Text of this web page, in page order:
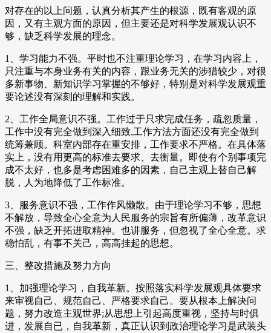
对存在的以上问题，认真分析其产生的根源，既有客观的原
因，又有主观方面的原因，但主要还是对科学发展观认识不
够，缺乏科学发展的理念。
1、学习能力不强。平时也不注重理论学习，在学习内容上，
只注重与本身业务有关的内容，跟业务无关的涉猎较少，对很
多新事物、新知识学习掌握的不够好，特别是对科学发展观重
要论述没有深刻的理解和实践。
2、工作全局意识不强。工作过于只求完成任务，疏忽质量，
工作中没有完全做到深入细致,工作方法方面还没有完全做到
统筹兼顾。科室内部存在重安排，工作要求不严格。在具体落
实上，没有用更高的标准去要求、去衡量。即使有个别事项完
成不太好，也多是考虑困难多的因素，自己主观上替自己解
脱，人为地降低了工作标准。
3、服务意识不强，工作作风懒散。由于理论学习不够，思想
不解放，导致全心全意为人民服务的宗旨有所偏薄，改革意识
不强，缺乏开拓进取精神。也讲服务，但忽视了全心全意。求
稳怕乱，有事不关己，高高挂起的思想。
三、整改措施及努力方向
1、加强理论学习，自我革新。按照落实科学发展观具体要求
来审视自己、规范自己、严格要求自己。要从根本上解决问
题，努力改造主观世界;从思想上引起高度重视，坚持与时俱
进，发展自已，自我革新，真正认识到政治理论学习是武装头